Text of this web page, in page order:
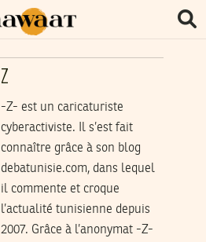
Z
-Z- est un caricaturiste
cyberactiviste. Il s’est fait
connaître grâce à son blog
debatunisie.com, dans lequel
il commente et croque
l’actualité tunisienne depuis
2007. Grâce à l’anonymat -Z-